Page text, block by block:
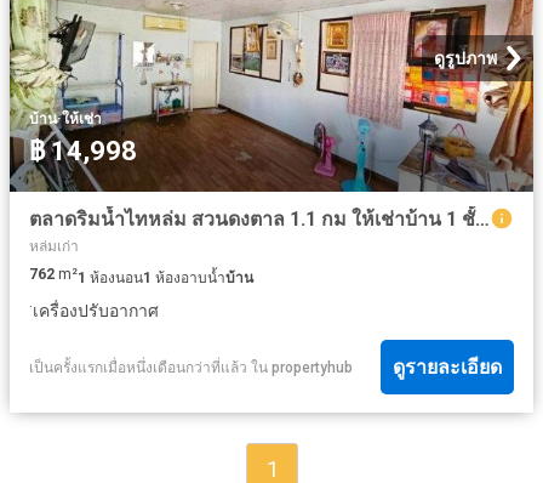
ดูรูปภาพ
บ้าน·ให้เช่า
฿ 14,998
ตลาดริมน้ำไทหล่ม สวนดงตาล 1.1 กม ให้เช่าบ้าน 1 ชั้น 1 หลัง พร้อมโกดังเก็บของ 192ตร.วา.1 นอน 1 น้ำ บิ๊กซี หล่มสัก รพ.หล่มสัก 1.3 กม
หล่มเก่า
762 m²1 ห้องนอน1 ห้องอาบน้ำบ้าน
·เครื่องปรับอากาศ
เป็นครั้งแรกเมื่อหนึ่งเดือนกว่าที่แล้ว ใน propertyhub ดูรายละเอียด
1